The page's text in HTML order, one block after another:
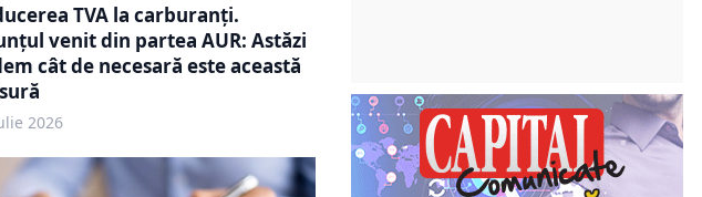
TVA la carburanți.
venit din partea AUR: Astăzi
cât de necesară este această
2026